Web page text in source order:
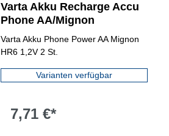
Varta Akku Recharge Accu
Phone AA/Mignon
Varta Akku Phone Power AA Mignon
HR6 1,2V 2 St.
Varianten verfügbar
7,71 €*